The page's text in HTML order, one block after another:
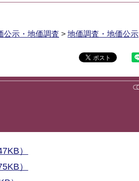
公示・地価調査 > 地価調査・地価公示
）
）